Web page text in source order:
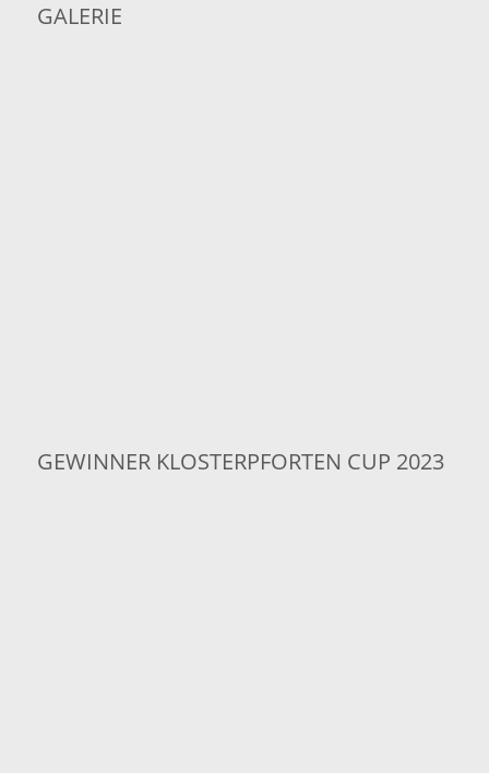
GALERIE
GEWINNER KLOSTERPFORTEN CUP 2023